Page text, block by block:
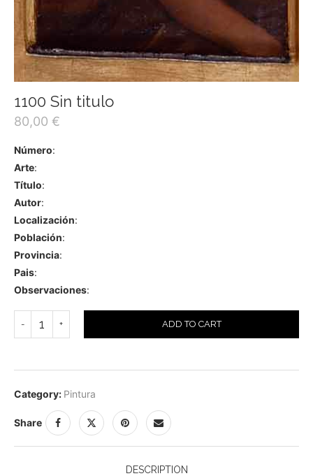
1100 Sin titulo
80,00 €
Número:
Arte:
Título:
Autor:
Localización:
Población:
Provincia:
Pais:
Observaciones:
ADD TO CART
Category: Pintura
Share
DESCRIPTION